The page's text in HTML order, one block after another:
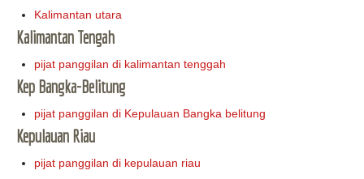
Kalimantan utara
Kalimantan Tengah
pijat panggilan di kalimantan tenggah
Kep Bangka-Belitung
pijat panggilan di Kepulauan Bangka belitung
Kepulauan Riau
pijat panggilan di kepulauan riau